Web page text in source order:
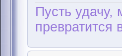
Пусть удачу,
превратится